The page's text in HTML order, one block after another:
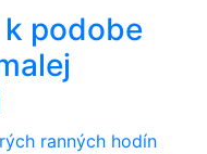
podobe
ranných hodín